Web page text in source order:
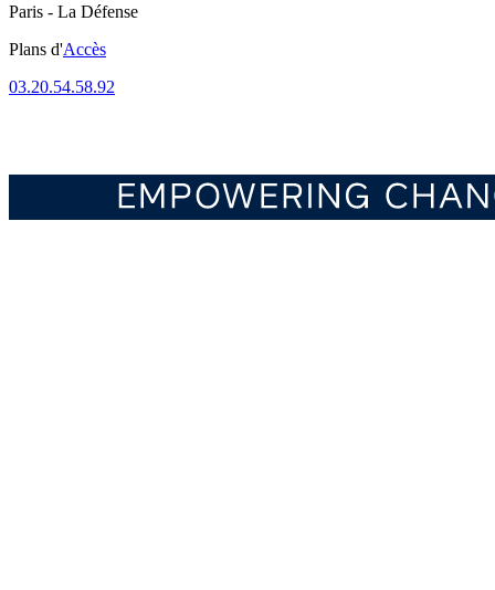
Paris - La Défense
Plans d'Accès
03.20.54.58.92